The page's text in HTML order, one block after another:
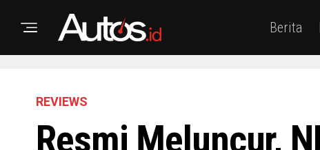
Berita
REVIEWS
Resmi Meluncur,